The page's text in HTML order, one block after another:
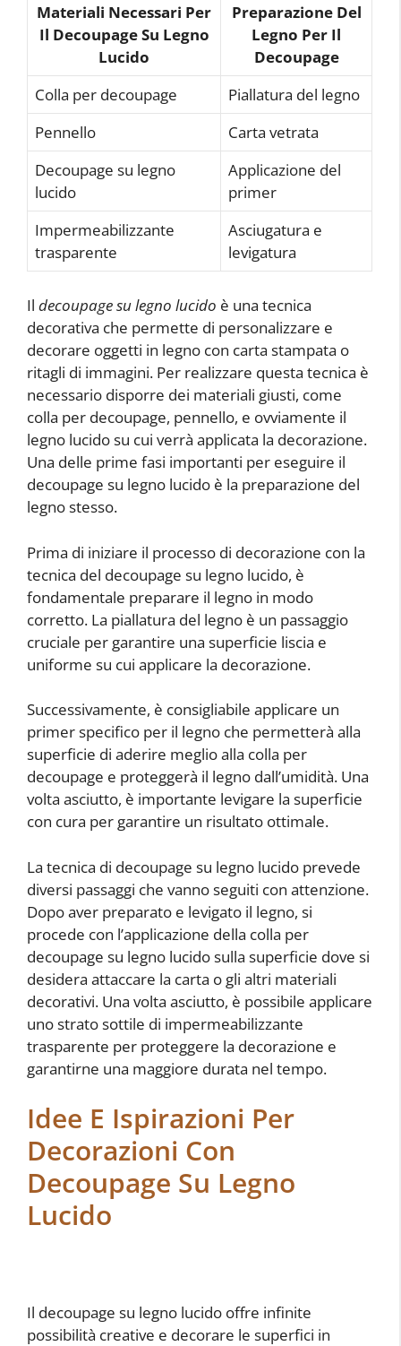
Materiali Necessari Per
Il Decoupage Su Legno
Lucido
Preparazione Del
Legno Per Il
Decoupage
Colla per decoupage
Piallatura del legno
Pennello
Carta vetrata
Decoupage su legno
lucido
Applicazione del
primer
Impermeabilizzante
trasparente
Asciugatura e
levigatura
Il decoupage su legno lucido è una tecnica
decorativa che permette di personalizzare e
decorare oggetti in legno con carta stampata o
ritagli di immagini. Per realizzare questa tecnica è
necessario disporre dei materiali giusti, come
colla per decoupage, pennello, e ovviamente il
legno lucido su cui verrà applicata la decorazione.
Una delle prime fasi importanti per eseguire il
decoupage su legno lucido è la preparazione del
legno stesso.
Prima di iniziare il processo di decorazione con la
tecnica del decoupage su legno lucido, è
fondamentale preparare il legno in modo
corretto. La piallatura del legno è un passaggio
cruciale per garantire una superficie liscia e
uniforme su cui applicare la decorazione.
Successivamente, è consigliabile applicare un
primer specifico per il legno che permetterà alla
superficie di aderire meglio alla colla per
decoupage e proteggerà il legno dall’umidità. Una
volta asciutto, è importante levigare la superficie
con cura per garantire un risultato ottimale.
La tecnica di decoupage su legno lucido prevede
diversi passaggi che vanno seguiti con attenzione.
Dopo aver preparato e levigato il legno, si
procede con l’applicazione della colla per
decoupage su legno lucido sulla superficie dove si
desidera attaccare la carta o gli altri materiali
decorativi. Una volta asciutto, è possibile applicare
uno strato sottile di impermeabilizzante
trasparente per proteggere la decorazione e
garantirne una maggiore durata nel tempo.
Idee E Ispirazioni Per
Decorazioni Con
Decoupage Su Legno
Lucido
Il decoupage su legno lucido offre infinite
possibilità creative e decorare le superfici in